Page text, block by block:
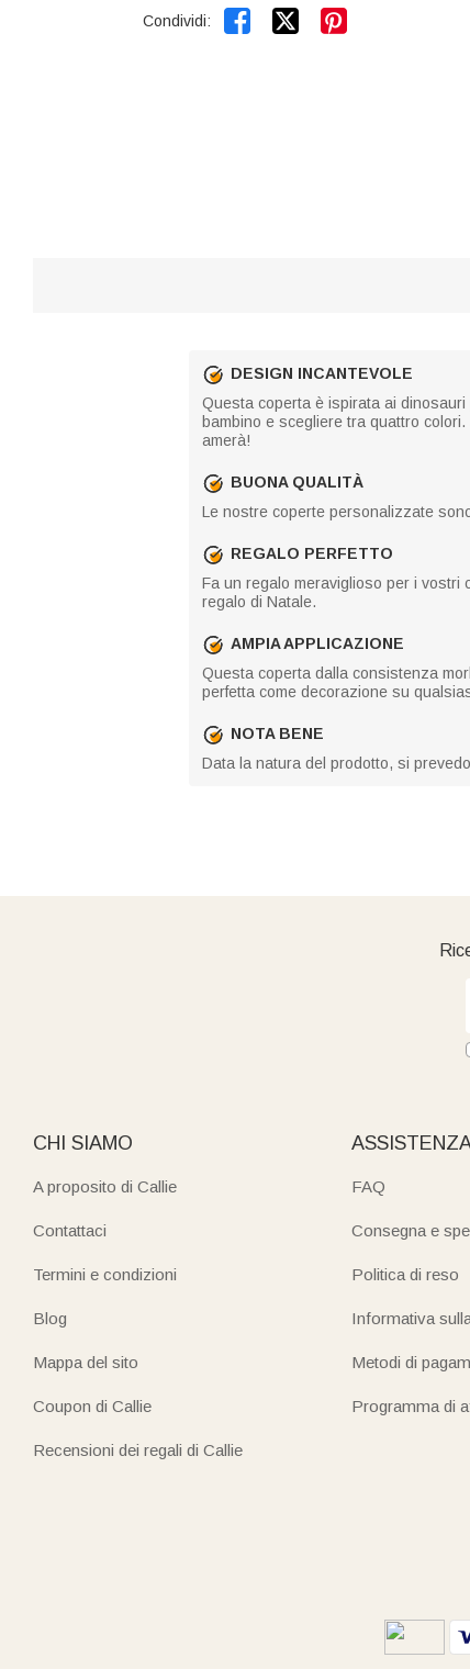
Condividi:  
DESIGN INCANTEVOLE
Questa coperta è ispirata ai
bambino e scegliere tra quattro
amerà!
BUONA QUALITÀ
Le nostre coperte personalizzate
REGALO PERFETTO
Fa un regalo meraviglioso per i vostri
regalo di Natale.
AMPIA APPLICAZIONE
Questa coperta dalla consistenza
perfetta come decorazione su
NOTA BENE
Data la natura del prodotto, si
CHI SIAMO
A proposito di Callie
Contattaci
Termini e condizioni
Blog
Mappa del sito
Coupon di Callie
Recensioni dei regali di Callie
FAQ
Consegna e
Politica di reso
Informativa
Metodi di
Programma di